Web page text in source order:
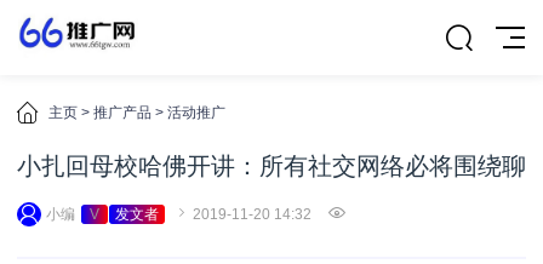
主页 > 推广产品 > 活动推广
小扎回母校哈佛开讲：所有社交网络必将围绕聊
小编 V 发文者 2019-11-20 14:32